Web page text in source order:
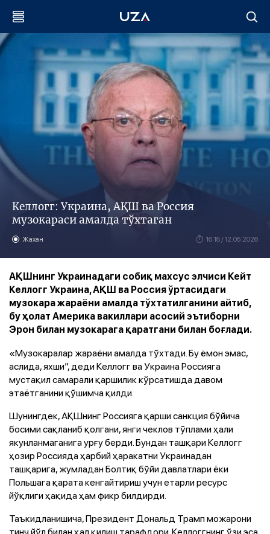
Келлогг: Украина, АҚШ ва Россия
музокараси амалда тўхтаган
Жахан 16:18 / 12.06.2026
АҚШнинг Украинадаги собиқ махсус элчиси Кейт
Келлогг Украина, АҚШ ва Россия ўртасидаги
музокара жараёни амалда тўхтатилганини айтиб,
бу ҳолат Америка вакиллари асосий эътиборни
Эрон билан музокарага қаратгани билан боғлади.
«Музокаралар жараёни амалда тўхтади. Бу ёмон эмас,
аслида, яхши”, деди Келлогг ва Украина Россияга
мустақил самарали қаршилик кўрсатишда давом
этаётганини қўшимча қилди.
Шунингдек, АҚШнинг Россияга қарши санкция бўйича
босими сақланиб қолгани, янги чеклов тўплами ҳали
якунланмаганига урғу берди. Бундан ташқари Келлогг
ҳозир Россияда ҳарбий ҳаракатни Украинадан
ташқарига, жумладан Болтиқ бўйи давлатлари ёки
Польшага қарата кенгайтириш учун етарли ресурс
йўқлиги ҳақида ҳам фикр билдирди.
Таъкидланишича, Президент Дональд Трамп можарони